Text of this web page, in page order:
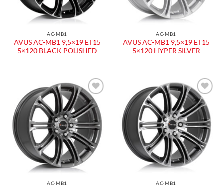
AC-MB1
AVUS AC-MB1 9,5×19 ET15
5×120 BLACK POLISHED
AC-MB1
AVUS AC-MB1 9,5×19 ET15
5×120 HYPER SILVER
Aggiungi
alla lista
dei
desideri
AC-MB1
Aggiungi
alla lista
dei
desideri
AC-MB1